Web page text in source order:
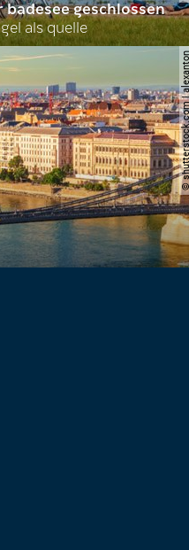
badesee geschlossen
als quelle
©